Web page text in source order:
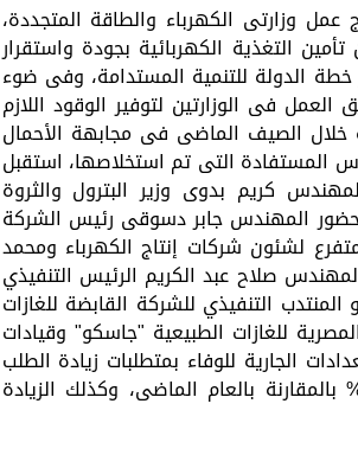
وزارتى الكهرباء والطاقة المتجددة،
التغذية الكهربائية بجودة واستقرار
الدولة للتنمية المستدامة، وفى ضوء
فى الوزارتين لتوفير الوقود اللازم
خلال الصيف الماضى فى مجابهة الأحمال
40 ألف ميجاوات والدروس المستفادة التى تم استخلاصها، استقبل
كريم بدوى وزير البترول والثروة
بحضور المهندس جابر دسوقى رئيس الشركة
لشئون شركات إنتاج الكهرباء ومحمد
صلاح عبد الكريم الرئيس التنفيذي
التنفيذي للشركة القابضة للغازات
للغازات الطبيعية "جاسكو" وقيادات
الجارية للوفاء بمتطلبات زيادة الطلب
الطاقة خلال الصيف الجاري والمتوقع أن تصل إلى 8% بالمقارنة بالعام الماضى، وكذلك الزيادة